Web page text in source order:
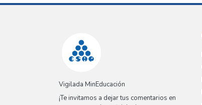
Vigilada MinEducación
¡Te invitamos a dejar tus comentarios en